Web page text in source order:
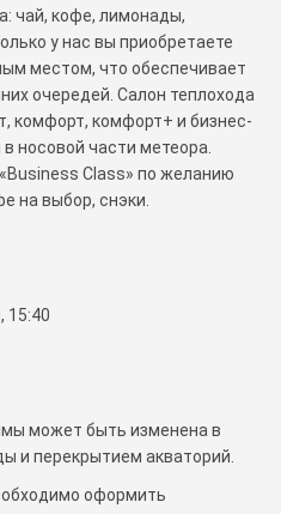
чай, кофе, лимонады,
у нас вы приобретаете
местом, что обеспечивает
очередей. Салон теплохода
комфорт, комфорт+ и бизнес-
носовой части метеора.
Class» по желанию
на выбор, снэки.
15:40
может быть изменена в
и перекрытием акваторий.
оформить